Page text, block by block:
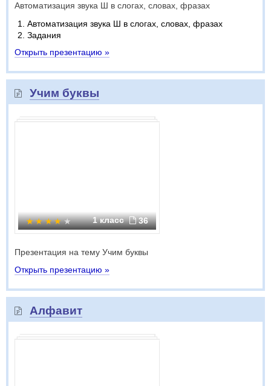
Автоматизация звука Ш в слогах, словах, фразах
Автоматизация звука Ш в слогах, словах, фразах
Задания
Открыть презентацию »
Учим буквы
1 класс 36
Презентация на тему Учим буквы
Открыть презентацию »
Алфавит